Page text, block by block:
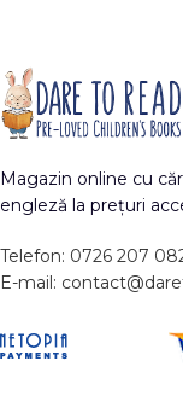
Magazin online cu
engleză la prețuri
Telefon: 0726 207
E-mail: